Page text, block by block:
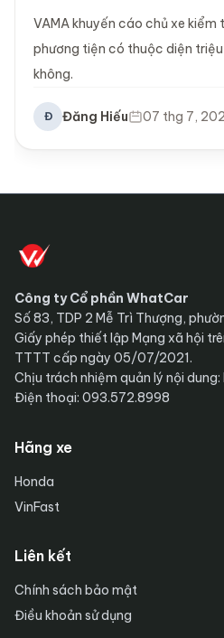
VAMA khuyến cáo chủ xe kiểm
phương tiện có thuộc diện
không.
Đ Đăng Hiếu 07 thg 7,
Công ty Cổ phần WhatCar
Số 83, TDP 2 Mễ Trì Thượng,
Giấy phép thiết lập Mạng xã hội
TTTT cấp ngày 05/07/2021.
Chịu trách nhiệm quản lý nội
Điện thoại: 093.572.8998
Hãng xe
Honda
VinFast
Liên kết
Chính sách bảo mật
Điều khoản sử dụng